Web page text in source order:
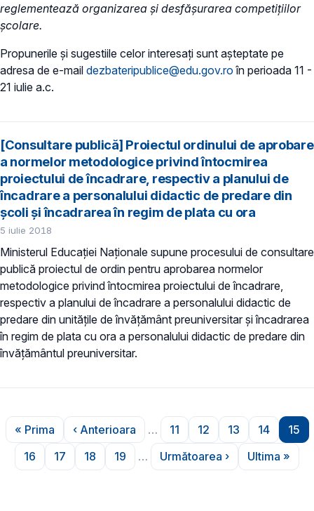
reglementează organizarea și desfășurarea competițiilor
școlare.
Propunerile și sugestiile celor interesați sunt așteptate pe
adresa de e-mail dezbateripublice@edu.gov.ro în perioada 11 -
21 iulie a.c.
[Consultare publică] Proiectul ordinului de aprobare
a normelor metodologice privind întocmirea
proiectului de încadrare, respectiv a planului de
încadrare a personalului didactic de predare din
școli și încadrarea în regim de plata cu ora
5 iulie 2018
Ministerul Educației Naționale supune procesului de consultare
publică proiectul de ordin pentru aprobarea normelor
metodologice privind întocmirea proiectului de încadrare,
respectiv a planului de încadrare a personalului didactic de
predare din unitățile de învățământ preuniversitar și încadrarea
în regim de plata cu ora a personalului didactic de predare din
învățământul preuniversitar.
Paginare
Prima pagină
« Prima
Pagina anterioară
‹ Anterioara …
Pagina
11
Pagina
12
Pagina
13
Pagina
14 15
Pagina
16
Pagina
17
Pagina
18
Pagina
19 …
Pagina următoare
Următoarea ›
Ultima
Ultima »